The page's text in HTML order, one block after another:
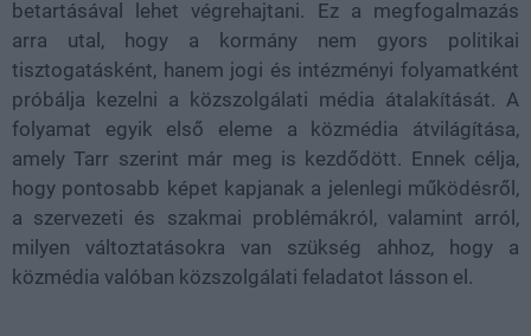
betartásával lehet végrehajtani. Ez a megfogalmazás
arra utal, hogy a kormány nem gyors politikai
tisztogatásként, hanem jogi és intézményi folyamatként
próbálja kezelni a közszolgálati média átalakítását. A
folyamat egyik első eleme a közmédia átvilágítása,
amely Tarr szerint már meg is kezdődött. Ennek célja,
hogy pontosabb képet kapjanak a jelenlegi működésről,
a szervezeti és szakmai problémákról, valamint arról,
milyen változtatásokra van szükség ahhoz, hogy a
közmédia valóban közszolgálati feladatot lásson el.